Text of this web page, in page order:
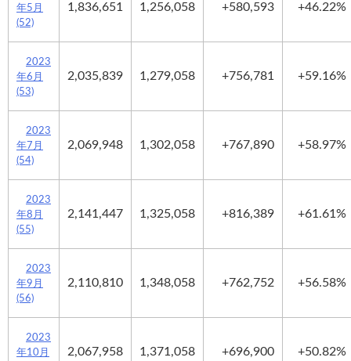
年5月
(52)
1,836,651 1,256,058 +580,593 +46.22%
2023
年6月
(53)
2,035,839 1,279,058 +756,781 +59.16%
2023
年7月
(54)
2,069,948 1,302,058 +767,890 +58.97%
2023
年8月
(55)
2,141,447 1,325,058 +816,389 +61.61%
2023
年9月
(56)
2,110,810 1,348,058 +762,752 +56.58%
2023
年10月
2,067,958 1,371,058 +696,900 +50.82%